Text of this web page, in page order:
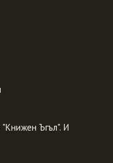
Ъгъл". И